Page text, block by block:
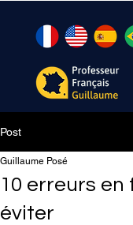
Post
10 erreurs en
éviter
Guillaume Posé